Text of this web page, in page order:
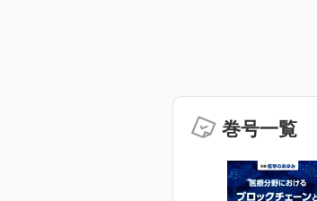
巻号一覧